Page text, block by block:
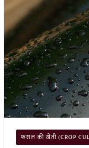
फसल की खेती (CROP